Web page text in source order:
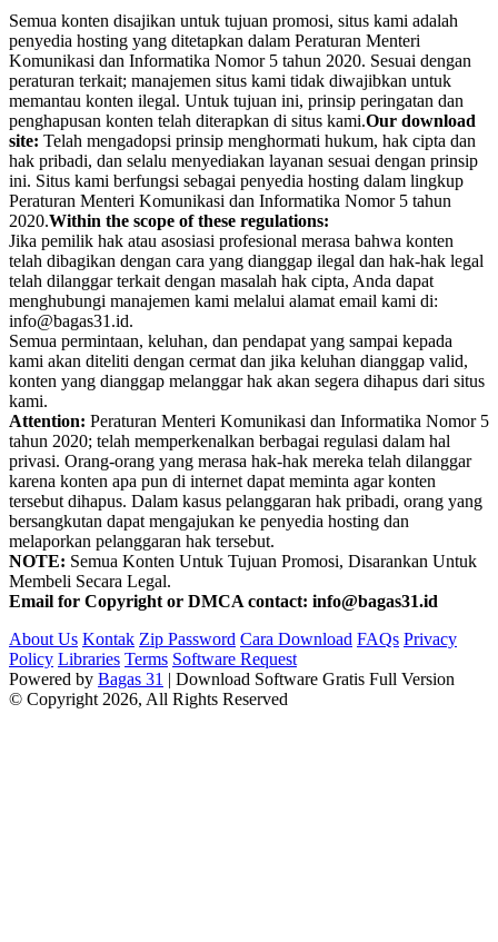
Semua konten disajikan untuk tujuan promosi, situs kami adalah
penyedia hosting yang ditetapkan dalam Peraturan Menteri
Komunikasi dan Informatika Nomor 5 tahun 2020. Sesuai dengan
peraturan terkait; manajemen situs kami tidak diwajibkan untuk
memantau konten ilegal. Untuk tujuan ini, prinsip peringatan dan
penghapusan konten telah diterapkan di situs kami.Our download
site: Telah mengadopsi prinsip menghormati hukum, hak cipta dan
hak pribadi, dan selalu menyediakan layanan sesuai dengan prinsip
ini. Situs kami berfungsi sebagai penyedia hosting dalam lingkup
Peraturan Menteri Komunikasi dan Informatika Nomor 5 tahun
2020.Within the scope of these regulations:
Jika pemilik hak atau asosiasi profesional merasa bahwa konten
telah dibagikan dengan cara yang dianggap ilegal dan hak-hak legal
telah dilanggar terkait dengan masalah hak cipta, Anda dapat
menghubungi manajemen kami melalui alamat email kami di:
info@bagas31.id.
Semua permintaan, keluhan, dan pendapat yang sampai kepada
kami akan diteliti dengan cermat dan jika keluhan dianggap valid,
konten yang dianggap melanggar hak akan segera dihapus dari situs
kami.
Attention: Peraturan Menteri Komunikasi dan Informatika Nomor 5
tahun 2020; telah memperkenalkan berbagai regulasi dalam hal
privasi. Orang-orang yang merasa hak-hak mereka telah dilanggar
karena konten apa pun di internet dapat meminta agar konten
tersebut dihapus. Dalam kasus pelanggaran hak pribadi, orang yang
bersangkutan dapat mengajukan ke penyedia hosting dan
melaporkan pelanggaran hak tersebut.
NOTE: Semua Konten Untuk Tujuan Promosi, Disarankan Untuk
Membeli Secara Legal.
Email for Copyright or DMCA contact: info@bagas31.id
About Us Kontak Zip Password Cara Download FAQs Privacy
Policy Libraries Terms Software Request
Powered by Bagas 31 | Download Software Gratis Full Version
© Copyright 2026, All Rights Reserved